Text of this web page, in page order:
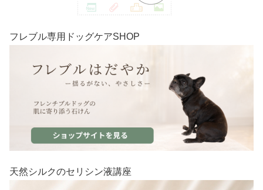
フレブル専用ドッグケアSHOP
天然シルクのセリシン液講座